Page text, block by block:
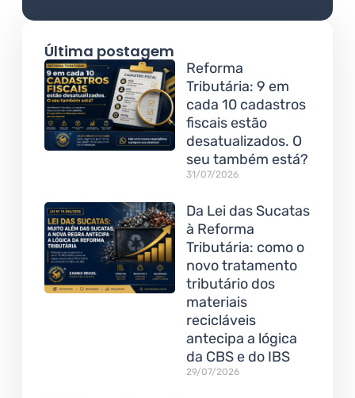
Última postagem
Reforma
Tributária: 9 em
cada 10 cadastros
fiscais estão
desatualizados. O
seu também está?
31/07/2026
Da Lei das Sucatas
à Reforma
Tributária: como o
novo tratamento
tributário dos
materiais
recicláveis
antecipa a lógica
da CBS e do IBS
29/07/2026